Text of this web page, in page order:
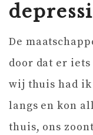
De
door dat er
wij thuis had ik
langs en kon
thuis, ons